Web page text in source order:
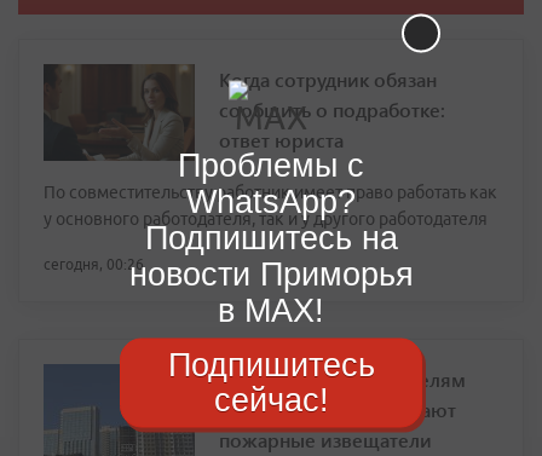
Когда сотрудник обязан
сообщить о подработке:
ответ юриста
По совместительству работник имеет право работать как
у основного работодателя, так и у другого работодателя
сегодня, 00:26
Во Владивостоке жителям
бесплатно устанавливают
пожарные извещатели
Проблемы с
WhatsApp?
Подпишитесь на
новости Приморья
в MAX!
Подпишитесь
сейчас!